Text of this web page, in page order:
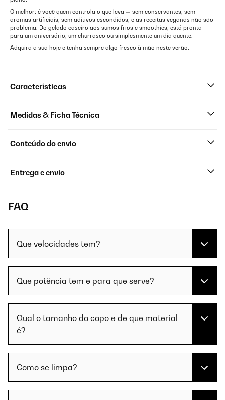
O melhor: é você quem controla o que leva — sem conservantes, sem
aromas artificiais, sem aditivos escondidos, e as receitas veganas não são
problema. Do gelado caseiro aos sumos frios e smoothies, está pronta
para um aniversário, um churrasco ou simplesmente um dia quente.
Adquira a sua hoje e tenha sempre algo fresco à mão neste verão.
Características
Medidas & Ficha Técnica
Conteúdo do envio
Entrega e envio
FAQ
Que velocidades tem?
Que potência tem e para que serve?
Qual o tamanho do copo e de que material
é?
Como se limpa?